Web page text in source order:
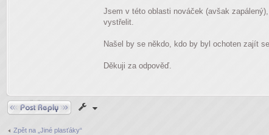
Jsem v této oblasti nováček (avšak
vystřelit.
Našel by se někdo, kdo by byl ochoten zajít
Děkuji za odpověď.
Odpovědět
Zpět na „Jiné plasťáky“